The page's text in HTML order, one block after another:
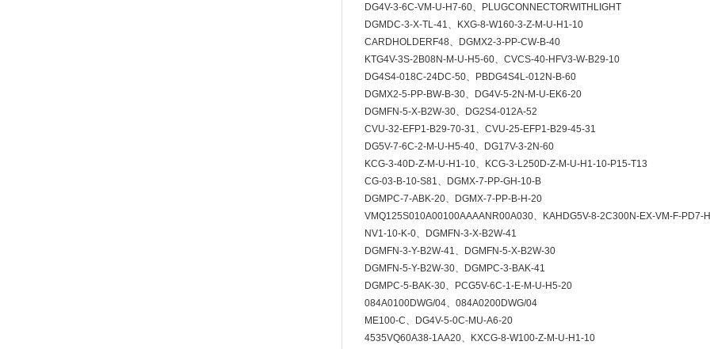
DG4V-3-6C-VM-U-H7-60、PLUGCONNECTORWITHLIGHT
DGMDC-3-X-TL-41、KXG-8-W160-3-Z-M-U-H1-10
CARDHOLDERF48、DGMX2-3-PP-CW-B-40
KTG4V-3S-2B08N-M-U-H5-60、CVCS-40-HFV3-W-B29-10
DG4S4-018C-24DC-50、PBDG4S4L-012N-B-60
DGMX2-5-PP-BW-B-30、DG4V-5-2N-M-U-EK6-20
DGMFN-5-X-B2W-30、DG2S4-012A-52
CVU-32-EFP1-B29-70-31、CVU-25-EFP1-B29-45-31
DG5V-7-6C-2-M-U-H5-40、DG17V-3-2N-60
KCG-3-40D-Z-M-U-H1-10、KCG-3-L250D-Z-M-U-H1-10-P15-T13
CG-03-B-10-S81、DGMX-7-PP-GH-10-B
DGMPC-7-ABK-20、DGMX-7-PP-B-H-20
VMQ125S010A00100AAAANR00A030、KAHDG5V-8-2C300N-EX-VM-F-PD7-
NV1-10-K-0、DGMFN-3-X-B2W-41
DGMFN-3-Y-B2W-41、DGMFN-5-X-B2W-30
DGMFN-5-Y-B2W-30、DGMPC-3-BAK-41
DGMPC-5-BAK-30、PCG5V-6C-1-E-M-U-H5-20
084A0100DWG/04、084A0200DWG/04
ME100-C、DG4V-5-0C-MU-A6-20
4535VQ60A38-1AA20、KXCG-8-W100-Z-M-U-H1-10